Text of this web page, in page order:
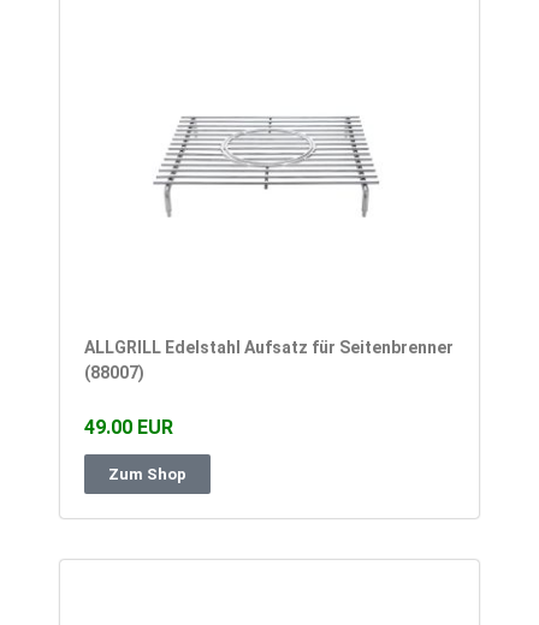
ALLGRILL Edelstahl Aufsatz für Seitenbrenner
(88007)
49.00 EUR
Zum Shop